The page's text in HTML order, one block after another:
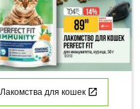
Лакомства для кошек